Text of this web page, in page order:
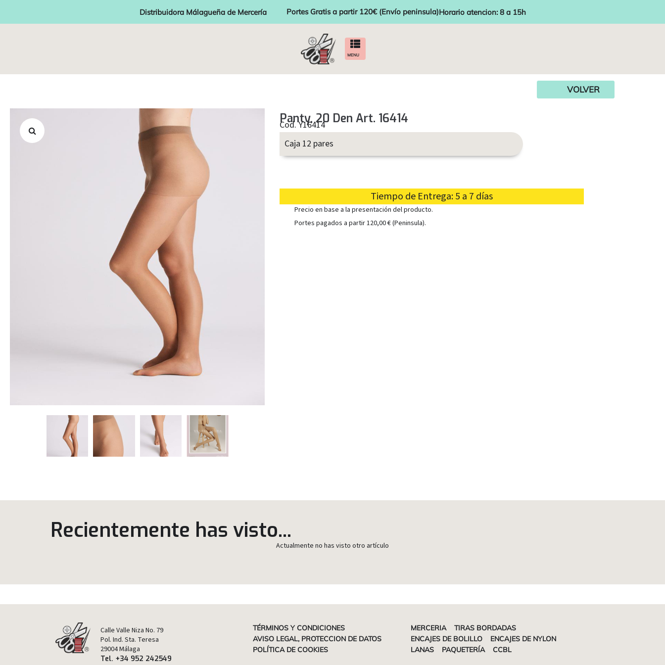
Distribuidora Málagueña de Mercería Portes Gratis a partir 120€ (Envío peninsula)Horario atencion: 8 a 15h
MENU
VOLVER
Panty, 20 Den Art. 16414
Cod. Y16414
Caja 12 pares
Tiempo de Entrega: 5 a 7 días
Precio en base a la presentación del producto.
Portes pagados a partir 120,00 € (Peninsula).
Recientemente has visto...
Actualmente no has visto otro artículo
Calle Valle Niza No. 79
Pol. Ind. Sta. Teresa
29004 Málaga
Tel. +34 952 242549
TÉRMINOS Y CONDICIONES
AVISO LEGAL, PROTECCION DE DATOS
POLÍTICA DE COOKIES
MERCERIA
TIRAS BORDADAS
ENCAJES DE BOLILLO
ENCAJES DE NYLON
LANAS
PAQUETERÍA CCBL